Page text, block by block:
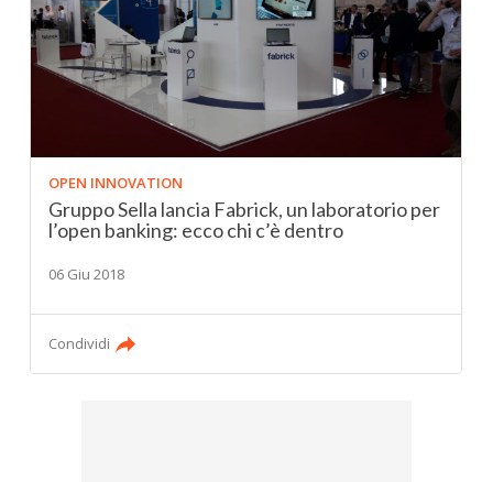
OPEN INNOVATION
Gruppo Sella lancia Fabrick, un laboratorio per
l’open banking: ecco chi c’è dentro
06 Giu 2018
Condividi